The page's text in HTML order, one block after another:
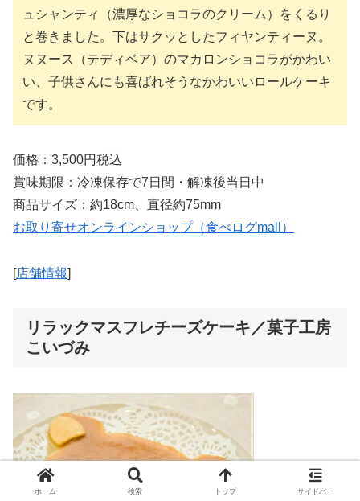
ュシャンティ（濃厚なショコラのクリーム）をくるり
と巻きました。下はサクッとしたフィヤンティーヌ。
ヌヌース（テディベア）のマカロンショコラがかわい
い、子供さんにも喜ばれそうなかわいいロールケーキ
です。
価格：3,500円税込
賞味期限：冷凍保存で7日間・解凍後当日中
商品サイズ：約18cm、直径約75mm
お取り寄せオンラインショップ（食べログmall）
[店舗情報]
リラックマスフレチーズケーキ／菓子工房
こいづみ
ホーム 検索 トップ サイドバー